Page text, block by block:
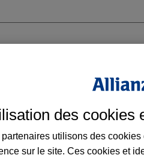
RHIN
des cookies
partenaires utilisons des
sur le site. Ces cookies et